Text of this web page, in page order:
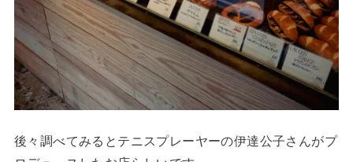
後々調べてみるとテニスプレーヤーの伊達公子さんがプ